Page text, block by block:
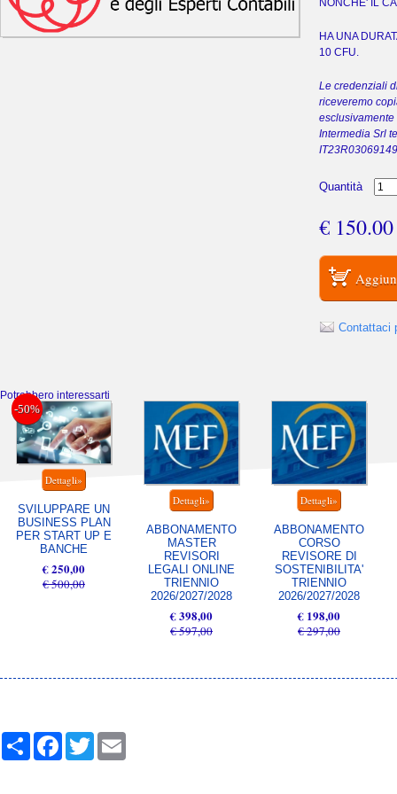
NONCHE' IL
HA UNA
10 CFU.
Le credenziali
riceveremo
Intermedia Srl
Quantità
€
Contattaci
Potrebbero interessarti
-50%
SVILUPPARE UN
BUSINESS PLAN
PER START UP E
BANCHE
€ 250,00
€ 500,00
ABBONAMENTO
MASTER
REVISORI
LEGALI ONLINE
TRIENNIO
2026/2027/2028
€ 398,00
€ 597,00
ABBONAMENTO
CORSO
REVISORE DI
SOSTENIBILITA'
TRIENNIO
2026/2027/2028
€ 198,00
€ 297,00
Share FacebookTwitter